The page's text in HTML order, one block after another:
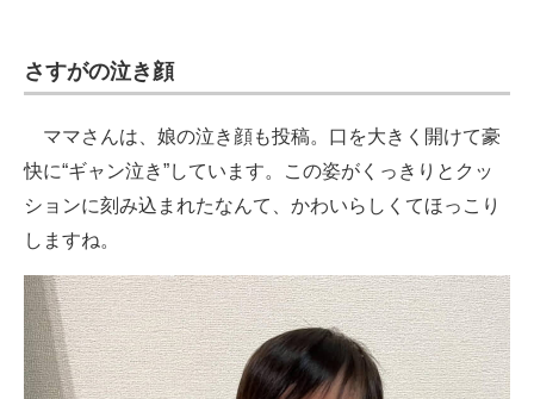
さすがの泣き顔
ママさんは、娘の泣き顔も投稿。口を大きく開けて豪
快に“ギャン泣き”しています。この姿がくっきりとクッ
ションに刻み込まれたなんて、かわいらしくてほっこり
しますね。